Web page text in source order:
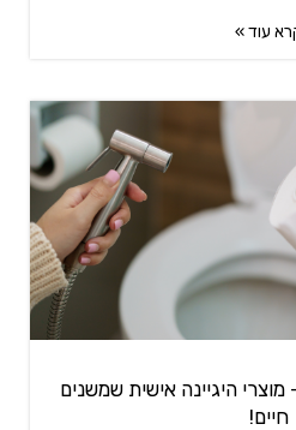
עוד »
מוצרי היגיינה אישית שמשנים
חיים!